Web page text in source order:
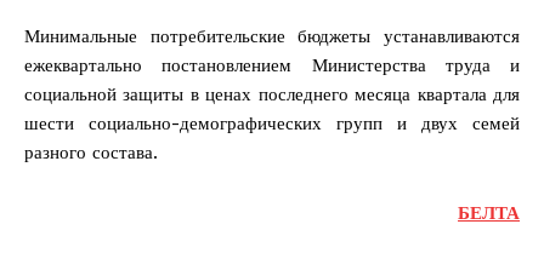
Минимальные потребительские бюджеты устанавливаются
ежеквартально постановлением Министерства труда и
социальной защиты в ценах последнего месяца квартала для
шести социально-демографических групп и двух семей
разного состава.
БЕЛТА